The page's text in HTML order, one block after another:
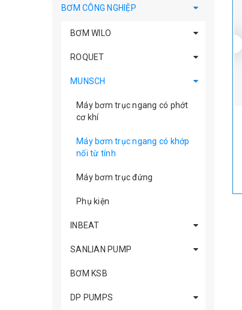
BƠM CÔNG NGHIỆP
BƠM WILO
ROQUET
MUNSCH
Máy bơm trục ngang có phớt
cơ khí
Máy bơm trục ngang có khớp
nối từ tính
Máy bơm trục đứng
Phụ kiện
INBEAT
SANLIAN PUMP
BƠM KSB
DP PUMPS